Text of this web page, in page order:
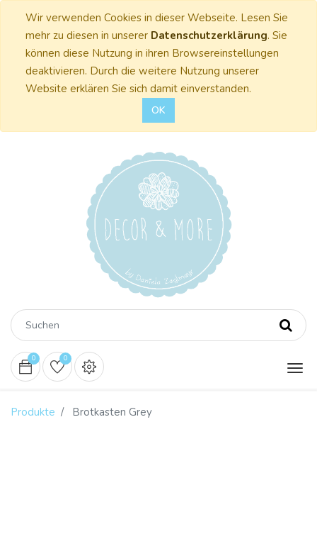
Wir verwenden Cookies in dieser Webseite. Lesen Sie
mehr zu diesen in unserer Datenschutzerklärung. Sie
können diese Nutzung in ihren Browsereinstellungen
deaktivieren. Durch die weitere Nutzung unserer
Website erklären Sie sich damit einverstanden.
OK
0 0
Produkte Brotkasten Grey